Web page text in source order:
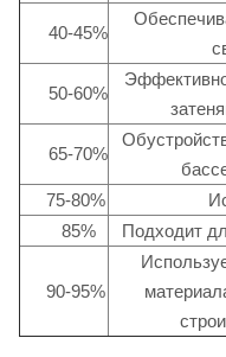
40-45%
50-60%
65-70%
75-80%
85%
Подходит
90-95%